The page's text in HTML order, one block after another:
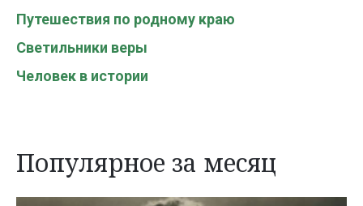
Путешествия по родному краю
Светильники веры
Человек в истории
Популярное за месяц